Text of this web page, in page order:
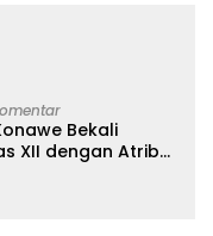
Bekali
XII dengan Atribut